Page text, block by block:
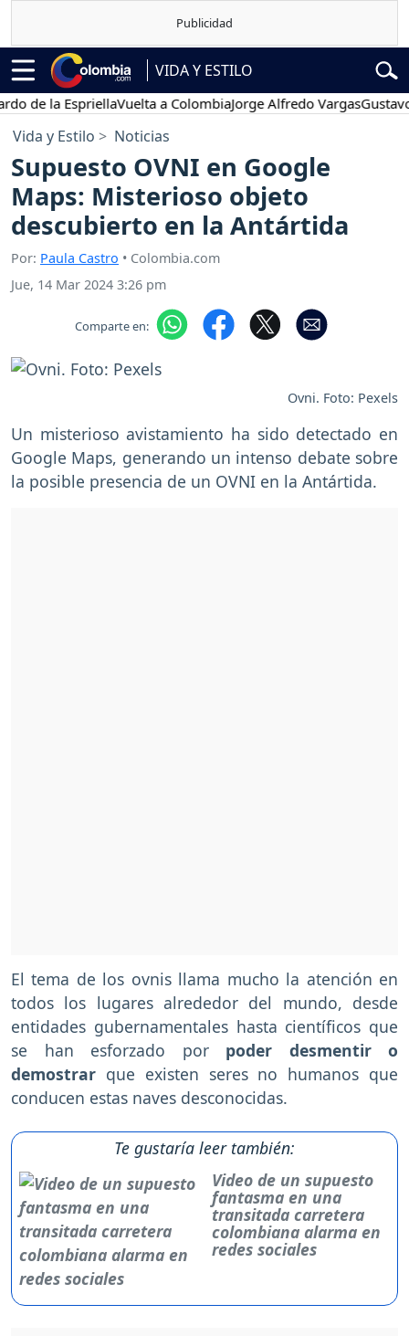
VIDA Y ESTILO
la EspriellaVuelta a ColombiaJorge Alfredo VargasGustavo
Vida y Estilo Noticias
Supuesto OVNI en Google
Maps: Misterioso objeto
descubierto en la Antártida
Por: Paula Castro • Colombia.com
Jue, 14 Mar 2024 3:26 pm
Comparte en:
Ovni. Foto: Pexels
Un misterioso avistamiento ha sido detectado en
Google Maps, generando un intenso debate sobre
la posible presencia de un OVNI en la Antártida.
El tema de los ovnis llama mucho la atención en
todos los lugares alrededor del mundo, desde
entidades gubernamentales hasta científicos que
se han esforzado por poder desmentir o
demostrar que existen seres no humanos que
conducen estas naves desconocidas.
Te gustaría leer también:
Video de un supuesto
fantasma en una
transitada carretera
colombiana alarma en
redes sociales